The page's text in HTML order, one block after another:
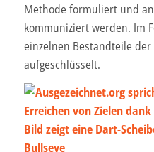
Methode formuliert und
kommuniziert werden. Im
einzelnen Bestandteile
aufgeschlüsselt.